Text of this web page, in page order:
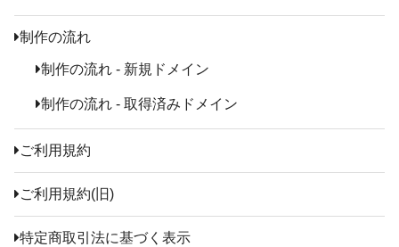
制作の流れ
制作の流れ - 新規ドメイン
制作の流れ - 取得済みドメイン
ご利用規約
ご利用規約(旧)
特定商取引法に基づく表示